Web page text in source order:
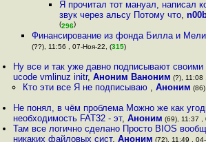
Я прочитал тот мануал, написал
звук через альсу Потому что,
(296)
Финансирование из фонда Билла и
(??), 11:56 , 07-Ноя-22, (315)
Ну все и так уже давно подписывают своими
ucode vmlinuz initr,Аноним Ваноним (?), 11:08
Кто эти все Я не подписываю , Аноним
Не понял, в чём проблема Можно же как
необходимость FAT32 - эт,Аноним (69), 11:37 ,
Там все логично сделано Просто BIOS
никаких файловых сист,Аноним (72), 11:49 ,